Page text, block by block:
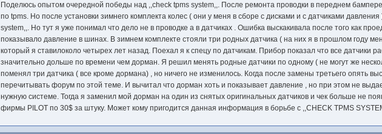
Поделюсь опытом очередной победы над ,,check tpms system,,. После ремонта проводки в переднем
по tpms. Но после установки зимнего комплекта колес ( они у меня в сборе с дисками и с датчиками давления
system,,. Но тут я уже понимал что дело не в проводке а в датчиках . Ошибка выскакивала после того как
показывало давление в шинах. В зимнем комплекте стояли три родных датчика ( на них я в прошлом году
который я ставилоколо четырех лет назад. Поехал я к спецу по датчикам. Прибор показал что все датчики
значительно дольше по времени чем дорман. Я решил менять родные датчики по одному ( не могут же
поменял три датчика ( все кроме дормана) , но ничего не изменилось. Когда после замены третьего опять
перечитывать форум по этой теме. И вычитал что дорман хоть и показывает давление , но при этом не
нужную системе. Тогда я заменил мой дорман на один из снятых оригинальных датчиков и чек больше не
фирмы PILOT по 30$ за штуку. Может кому пригодится данная информация в борьбе с ,,CHECK TPMS